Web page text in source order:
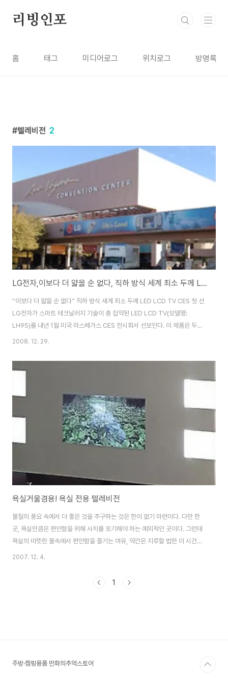
리빙인포
홈 태그 미디어로그 위치로그 방명록
텔레비전 2
LG전자,이보다 더 얇을 순 없다, 직하 방식 세계 최소 두께 LED LCD TV CES 첫 선
“이보다 더 얇을 순 없다” 직하 방식 세계 최소 두께 LED LCD TV CES 첫 선
LG전자가 스마트 테크날러지 기술이 총 집약된 LED LCD TV(모델명:
LH95)를 내년 1월 미국 라스베가스 CES 전시회서 선보인다. 이 제품은 두께
24.8 mm로 TV 뒷면의 백라이트유닛에서 전면으로 빛을 쏘는 '직하(Direct)
상을 최소화했고 2백만 대 1의 세계 최고 명암비를 구현했다. 또, 시청장면 밝
혁신상(innovation award)을 수상했다. 한편, LE..
2008. 12. 29.
욕실거울겸용! 욕실 전용 텔레비전
물질의 풍요 속에서 더 좋은 것을 추구하는 것은 한이 없기 마련이다. 다만 한
곳, 욕실만큼은 편안함을 위해 사치를 포기해야 하는 예외적인 곳이다. 그런데
욕실의 따뜻한 물속에서 편안함을 즐기는 여유, 약간은 지루할 법한 이 시간을
좀 더 즐거운 시간으로 만들고자, 그리고 욕실을 한층 더 럭셔리하게 만들기 위
2007. 12. 4.
1
주방·캠핑용품 만화의추억스토어